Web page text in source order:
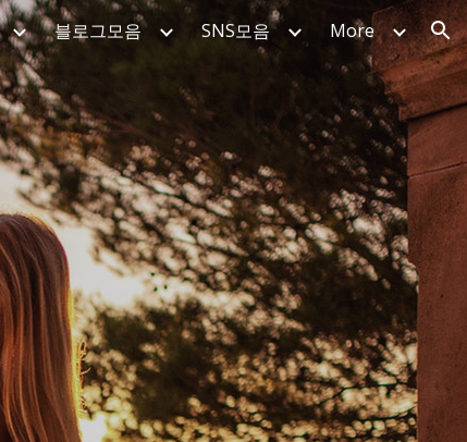
블로그모음 SNS모음 More